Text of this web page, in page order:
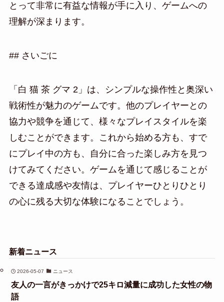
とって非常に有益な情報が手に入り、ゲームへの
理解が深まります。
## さいごに
「白 猫 茶 グマ 2」は、シンプルな操作性と奥深い
戦術性が魅力のゲームです。他のプレイヤーとの
協力や競争を通じて、様々なプレイスタイルを楽
しむことができます。これから始める方も、すで
にプレイ中の方も、自分に合った楽しみ方を見つ
けてみてください。ゲームを通じて感じることが
できる達成感や友情は、プレイヤーひとりひとり
の心に残る大切な体験になることでしょう。
新着ニュース
2026-05-07 ニュース
友人の一言がきっかけで25キロ減量に成功した女性の物
語